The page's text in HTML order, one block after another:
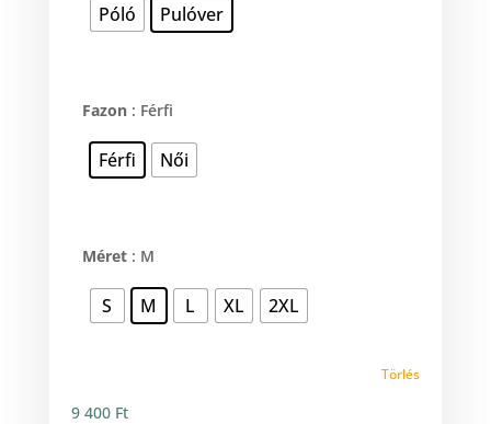
Póló Pulóver
Fazon : Férfi
Férfi Női
Méret : M
S M L XL 2XL
Törlés
9 400 Ft